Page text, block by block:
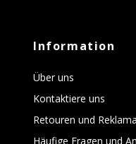
Information
Über uns
Kontaktiere uns
Retouren und
Häufige Fragen und